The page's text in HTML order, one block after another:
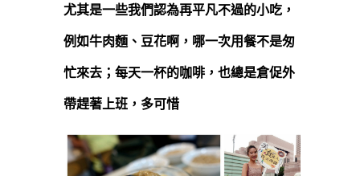
尤其是一些我們認為再平凡不過的小吃，
例如牛肉麵、豆花啊，哪一次用餐不是匆
忙來去；每天一杯的咖啡，也總是倉促外
帶趕著上班，多可惜